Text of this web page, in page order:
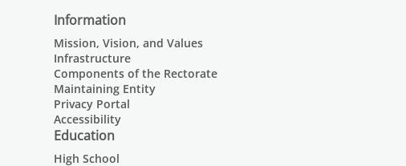
Information
Mission, Vision, and Values
Infrastructure
Components of the Rectorate
Maintaining Entity
Privacy Portal
Accessibility
Education
High School